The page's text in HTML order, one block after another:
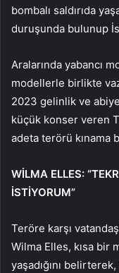
bombalı saldırıda
duruşunda bulunup
Aralarında yabancı
modellerle birlikte
2023 gelinlik ve
küçük konser veren
adeta terörü kınama
WİLMA ELLES:
İSTİYORUM”
Teröre karşı
Wilma Elles, kısa bir
yaşadığını